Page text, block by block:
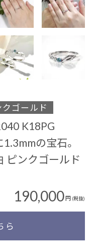
クゴールド
K18PG
の宝石。
ピンクゴールド
190,000円 (税抜)
ら